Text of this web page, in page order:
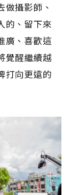
做攝影師、
的、留下來
廣、喜歡這
覺醒繼續越
打向更遠的